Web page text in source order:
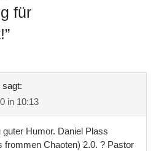
für
”
sagt:
in 10:13
Humor. Daniel Plass
frommen Chaoten) 2.0. ? Pastor